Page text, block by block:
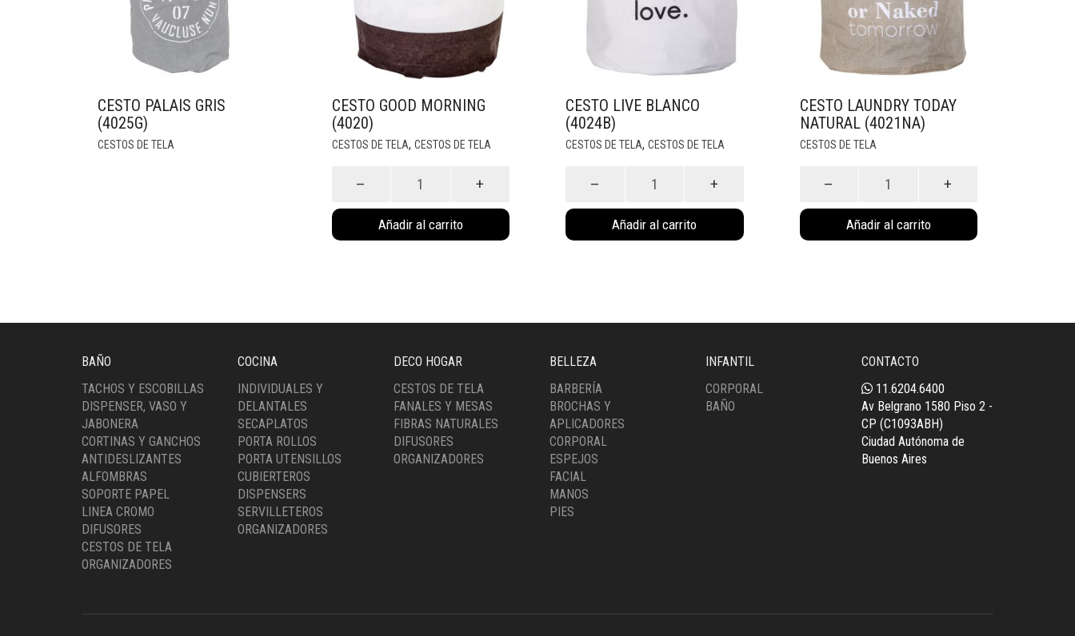
CESTO PALAIS GRIS
(4025G)
CESTOS DE TELA
CESTO GOOD MORNING
(4020)
CESTOS DE TELA, CESTOS DE TELA
Morning
cantidad
Añadir al carrito
CESTO LIVE BLANCO
(4024B)
CESTOS DE TELA, CESTOS DE TELA
Blanco
cantidad
Añadir al carrito
CESTO LAUNDRY TODAY
NATURAL (4021NA)
CESTOS DE TELA
Today
(4021NA)
Añadir al carrito
BAÑO
TACHOS Y ESCOBILLAS
DISPENSER, VASO Y
JABONERA
CORTINAS Y GANCHOS
ANTIDESLIZANTES
ALFOMBRAS
SOPORTE PAPEL
LINEA CROMO
DIFUSORES
CESTOS DE TELA
ORGANIZADORES
COCINA
INDIVIDUALES Y
DELANTALES
SECAPLATOS
PORTA ROLLOS
PORTA UTENSILLOS
CUBIERTEROS
DISPENSERS
SERVILLETEROS
ORGANIZADORES
DECO HOGAR
CESTOS DE TELA
FANALES Y MESAS
FIBRAS NATURALES
DIFUSORES
ORGANIZADORES
BELLEZA
BARBERÍA
BROCHAS Y
APLICADORES
CORPORAL
ESPEJOS
FACIAL
MANOS
PIES
INFANTIL
CORPORAL
BAÑO
CONTACTO
11.6204.6400
Av Belgrano 1580 Piso 2 -
CP (C1093ABH)
Ciudad Autónoma de
Buenos Aires